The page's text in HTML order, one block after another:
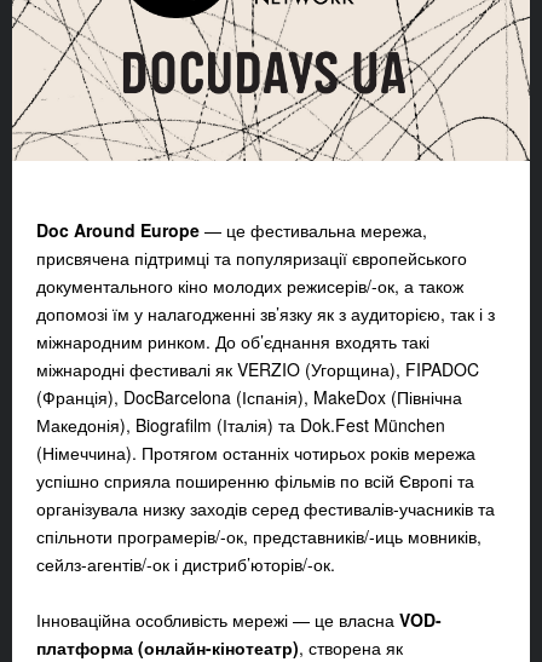
Doc Around Europe — це фестивальна мережа,
присвячена підтримці та популяризації європейського
документального кіно молодих режисерів/-ок, а також
допомозі їм у налагодженні зв’язку як з аудиторією, так і з
міжнародним ринком. До об’єднання входять такі
міжнародні фестивалі як VERZIO (Угорщина), FIPADOC
(Франція), DocBarcelona (Іспанія), MakeDox (Північна
Македонія), Biografilm (Італія) та Dok.Fest München
(Німеччина). Протягом останніх чотирьох років мережа
успішно сприяла поширенню фільмів по всій Європі та
організувала низку заходів серед фестивалів-учасників та
спільноти програмерів/-ок, представників/-иць мовників,
сейлз-агентів/-ок і дистриб’юторів/-ок.
Інноваційна особливість мережі — це власна VOD-
платформа (онлайн-кінотеатр), створена як